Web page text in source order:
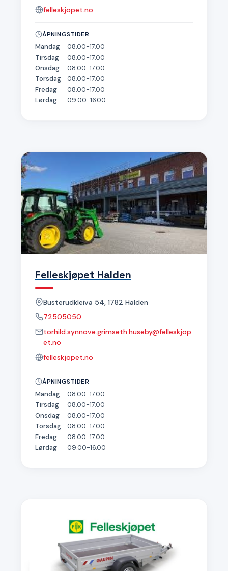
felleskjopet.no
ÅPNINGSTIDER
Mandag
08.00-17.00
Tirsdag
08.00-17.00
Onsdag
08.00-17.00
Torsdag
08.00-17.00
Fredag
08.00-17.00
Lørdag
09.00-16.00
Felleskjøpet Halden
Busterudkleiva 54, 1782 Halden
72505050
torhild.synnove.grimseth.huseby@felleskjop
et.no
felleskjopet.no
ÅPNINGSTIDER
Mandag
08.00-17.00
Tirsdag
08.00-17.00
Onsdag
08.00-17.00
Torsdag
08.00-17.00
Fredag
08.00-17.00
Lørdag
09.00-16.00